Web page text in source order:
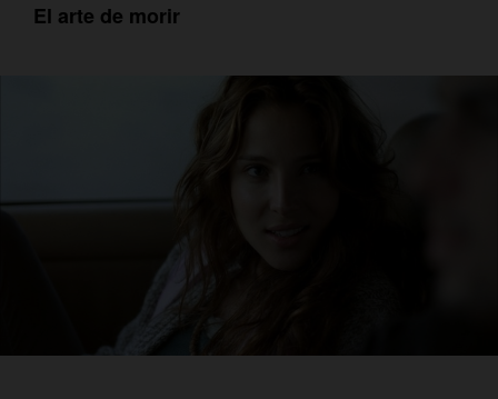
El arte de morir